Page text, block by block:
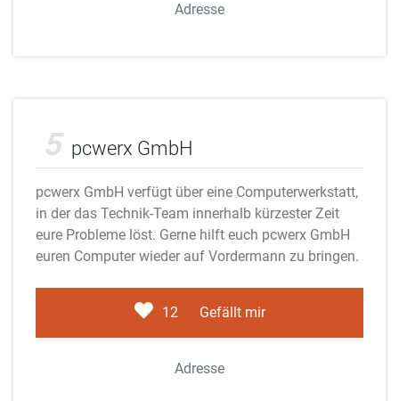
Adresse
5 pcwerx GmbH
pcwerx GmbH verfügt über eine Computerwerkstatt,
in der das Technik-Team innerhalb kürzester Zeit
eure Probleme löst. Gerne hilft euch pcwerx GmbH
euren Computer wieder auf Vordermann zu bringen.
12 Gefällt mir
Adresse